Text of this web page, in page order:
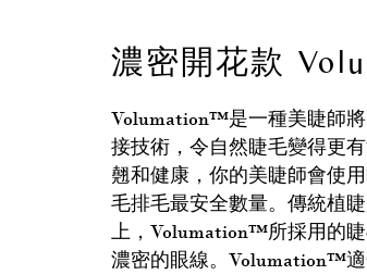
濃密開花款
Volumation™是一種美睫師
接技術，令自然睫毛變得更
翹和健康，你的美睫師會使
毛排毛最安全數量。傳統植
上，Volumation™所採用的
濃密的眼線。Volumation™